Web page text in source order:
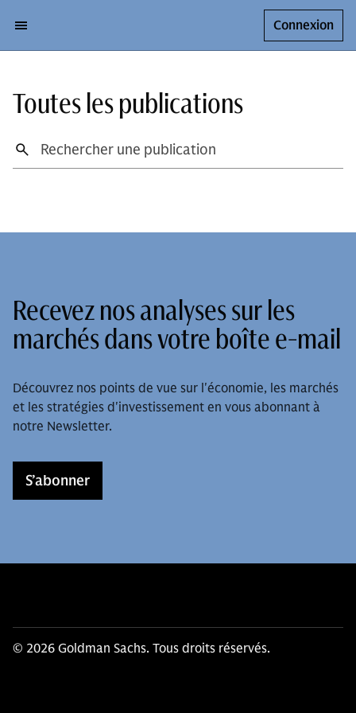
Connexion
Toutes les publications
Recevez nos analyses sur les
marchés dans votre boîte e-mail
Découvrez nos points de vue sur l'économie, les marchés
et les stratégies d'investissement en vous abonnant à
notre Newsletter.
S’abonner
© 2026 Goldman Sachs. Tous droits réservés.